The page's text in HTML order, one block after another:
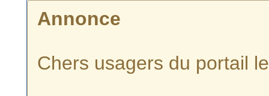
Annonce
Chers usagers du portail